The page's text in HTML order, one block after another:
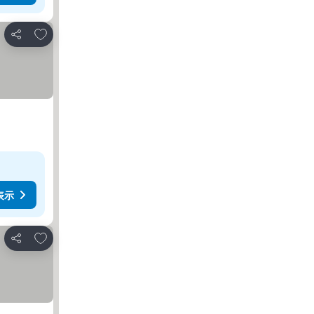
シェア
お気に入りに追加
示
シェア
お気に入りに追加